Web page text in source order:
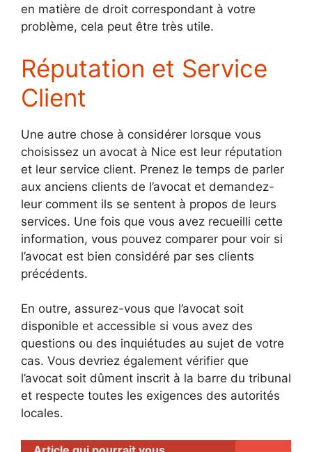
en matière de droit correspondant à votre
problème, cela peut être très utile.
Réputation et Service
Client
Une autre chose à considérer lorsque vous
choisissez un avocat à Nice est leur réputation
et leur service client. Prenez le temps de parler
aux anciens clients de l’avocat et demandez-
leur comment ils se sentent à propos de leurs
services. Une fois que vous avez recueilli cette
information, vous pouvez comparer pour voir si
l’avocat est bien considéré par ses clients
précédents.
En outre, assurez-vous que l’avocat soit
disponible et accessible si vous avez des
questions ou des inquiétudes au sujet de votre
cas. Vous devriez également vérifier que
l’avocat soit dûment inscrit à la barre du tribunal
et respecte toutes les exigences des autorités
locales.